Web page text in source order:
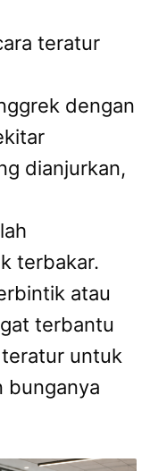
teratur
dengan
dianjurkan,
terbakar.
atau
terbantu
untuk
bunganya